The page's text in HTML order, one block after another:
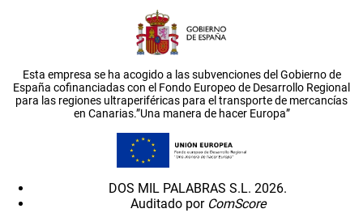
Esta empresa se ha acogido a las subvenciones del Gobierno de
España cofinanciadas con el Fondo Europeo de Desarrollo Regional
para las regiones ultraperiféricas para el transporte de mercancías
en Canarias.”Una manera de hacer Europa”
DOS MIL PALABRAS S.L. 2026.
Auditado por ComScore